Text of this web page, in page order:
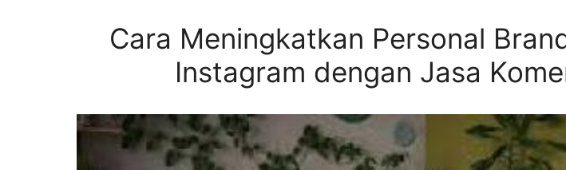
Cara Meningkatkan Personal
Instagram dengan Jasa